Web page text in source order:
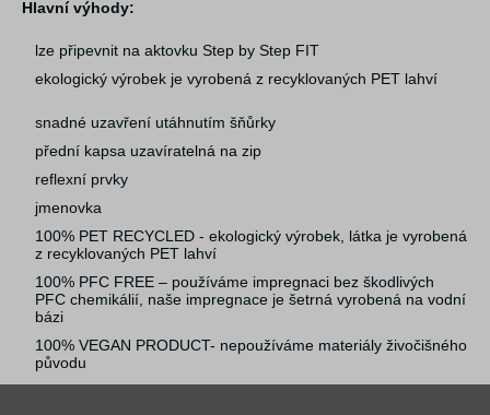
Hlavní výhody:
lze připevnit na aktovku Step by Step FIT
ekologický výrobek je vyrobená z recyklovaných PET lahví
snadné uzavření utáhnutím šňůrky
přední kapsa uzavíratelná na zip
reflexní prvky
jmenovka
100% PET RECYCLED - ekologický výrobek, látka je vyrobená
z recyklovaných PET lahví
100% PFC FREE – používáme impregnaci bez škodlivých
PFC chemikálií, naše impregnace je šetrná vyrobená na vodní
bázi
100% VEGAN PRODUCT- nepoužíváme materiály živočišného
původu